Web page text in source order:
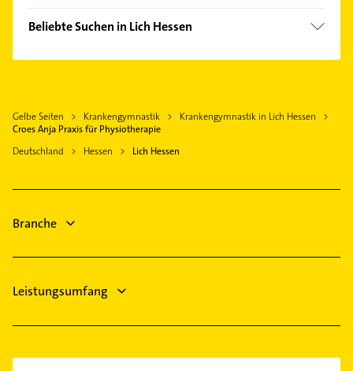
Fernwald
Pohlheim
Langgöns
Wölfersheim
Grünberg Hessen
Echzell
Beliebte Suchen in Lich Hessen
Gasinstallateur
Lackiererei
Dachdecker
Steuerberater
Gelbe Seiten Krankengymnastik
Krankengymnastik in Lich Hessen
Croes Anja Praxis für Physiotherapie
Deutschland
Hessen Lich Hessen
Branche
Leistungsumfang